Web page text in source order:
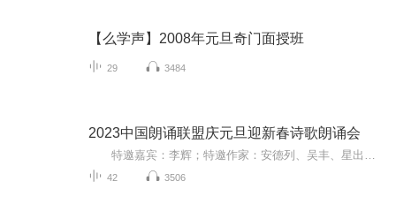
【么学声】2008年元旦奇门面授班
29 3484
2023中国朗诵联盟庆元旦迎新春诗歌朗诵会
42 3506